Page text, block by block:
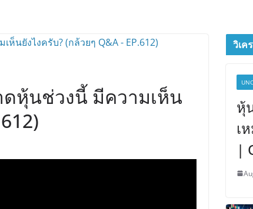
หุ้นช่วงนี้ มีความเห็น
วิเ
หุ้
เ
|